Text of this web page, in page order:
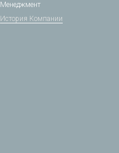
Менеджмент
История Компании